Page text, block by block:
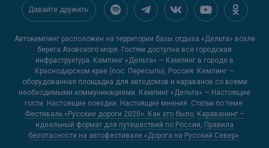
Давайте дружить:
Автокемпинг расположен на территории базы отдыха «Дельта» возле
берега Азовского моря. Гостям доступна вся городская
инфраструктура. Кемпинг «Дельта» — Кемпинг в городе в
Краснодарском крае (пос. Пересыпь), Россия. Кемпинг —
оборудованная площадка для автодомов и караванов со всеми
необходимыми коммуникациями. Кемпинг «Дельта» — Настоящие
гости. Настоящие поездки. Настоящие мнения. Статьи по теме:
Фестиваль «Русские дороги 2020». Как это было, Караванинг –
идеальный формат для путешествий по России, Правила
безопасности на автофестивале «Дорога на Русский Север».